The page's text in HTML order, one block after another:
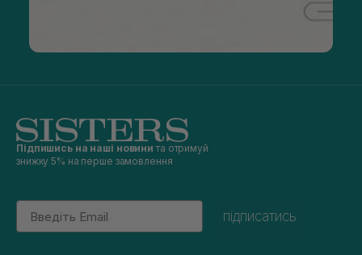
Підпишись на наші новини та отримуй
знижку 5% на перше замовлення
Email
підписатись